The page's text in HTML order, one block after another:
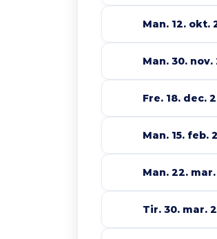
Man. 12. okt.
Man. 30.
Fre. 18. dec.
Man. 15. feb.
Man. 22.
Tir. 30. mar.